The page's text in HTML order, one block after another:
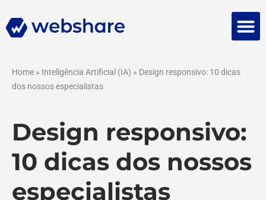
Home » Inteligência Artificial (IA) » Design responsivo: 10 dicas
dos nossos especialistas
Design responsivo:
10 dicas dos nossos
especialistas